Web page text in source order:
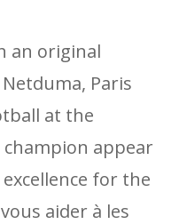
an original
Paris
at the
appear
for the
aider à les